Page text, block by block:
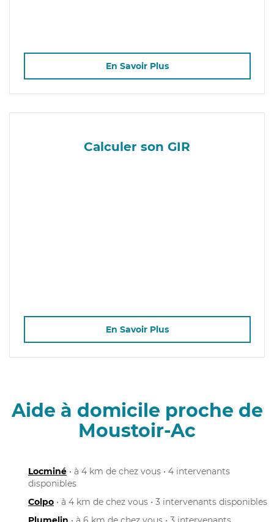
En Savoir Plus
Calculer son GIR
En Savoir Plus
Aide à domicile proche de
Moustoir-Ac
Locminé • à 4 km de chez vous • 4 intervenants
disponibles
Colpo • à 4 km de chez vous • 3 intervenants disponibles